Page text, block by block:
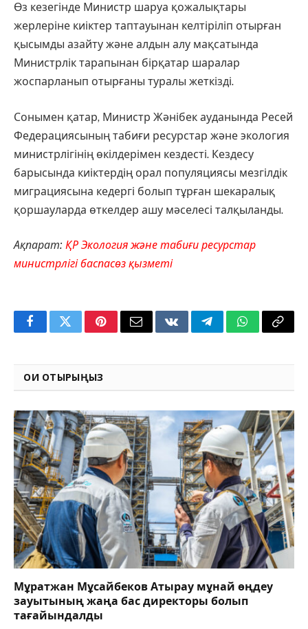
Өз кезегінде Министр шаруа қожалықтары
жерлеріне киіктер таптауынан келтіріліп отырған
қысымды азайту және алдын алу мақсатында
Министрлік тарапынан бірқатар шаралар
жоспарланып отырғаны туралы жеткізді.
Сонымен қатар, Министр Жәнібек ауданында Ресей
Федерациясының табиғи ресурстар және экология
министрлігінің өкілдерімен кездесті. Кездесу
барысында киіктердің орал популяциясы мезгілдік
миграциясына кедергі болып тұрған шекаралық
қоршауларда өткелдер ашу мәселесі талқыланды.
Ақпарат: ҚР Экология және табиғи ресурстар
министрлігі баспасөз қызметі
FacebookTwitterPinterestEmail VKontakteTelegramWhatsApp
Copy
ОҚИ ОТЫРЫҢЫЗ
Мұратжан Мұсайбеков Атырау мұнай өңдеу
зауытының жаңа бас директоры болып
тағайындалды